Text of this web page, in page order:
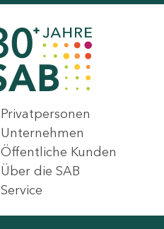
Privatpersonen
Unternehmen
Öffentliche Kunden
Über die SAB
Service